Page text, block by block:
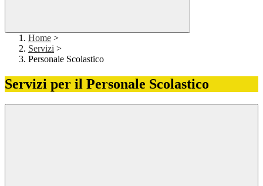
Home >
Servizi >
Personale Scolastico
Servizi per il Personale Scolastico